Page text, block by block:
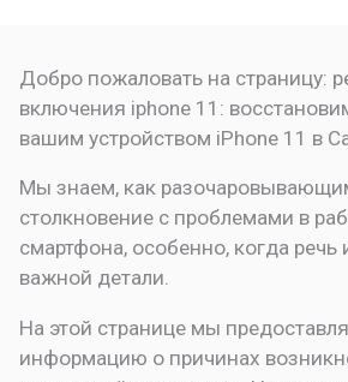
Добро пожаловать на страницу:
включения iphone 11:
вашим устройством iPhone 11 в
Мы знаем, как
столкновение с проблемами в
смартфона, особенно, когда речь
важной детали.
На этой странице мы
информацию о причинах